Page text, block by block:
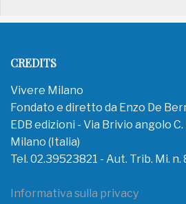
CREDITS
Vivere Milano
Fondato e diretto da Enzo De
EDB edizioni - Via Brivio angolo
Milano (Italia)
Tel. 02.39523821 - Aut. Trib. Mi.
Informativa sulla privacy